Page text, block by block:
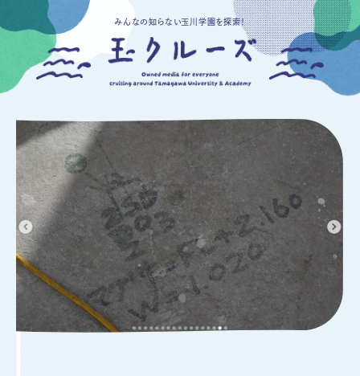
みんなの知らない玉川学園を探索！